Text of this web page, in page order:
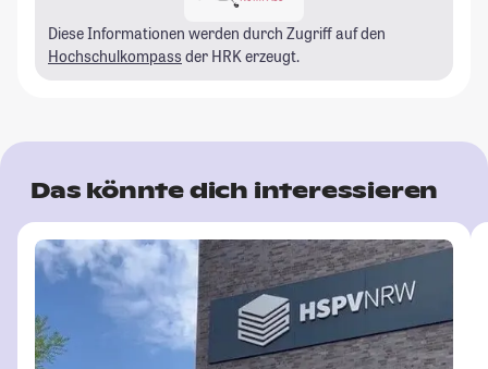
Diese Informationen werden durch Zugriff auf den
Hochschulkompass der HRK erzeugt.
Das könnte dich interessieren